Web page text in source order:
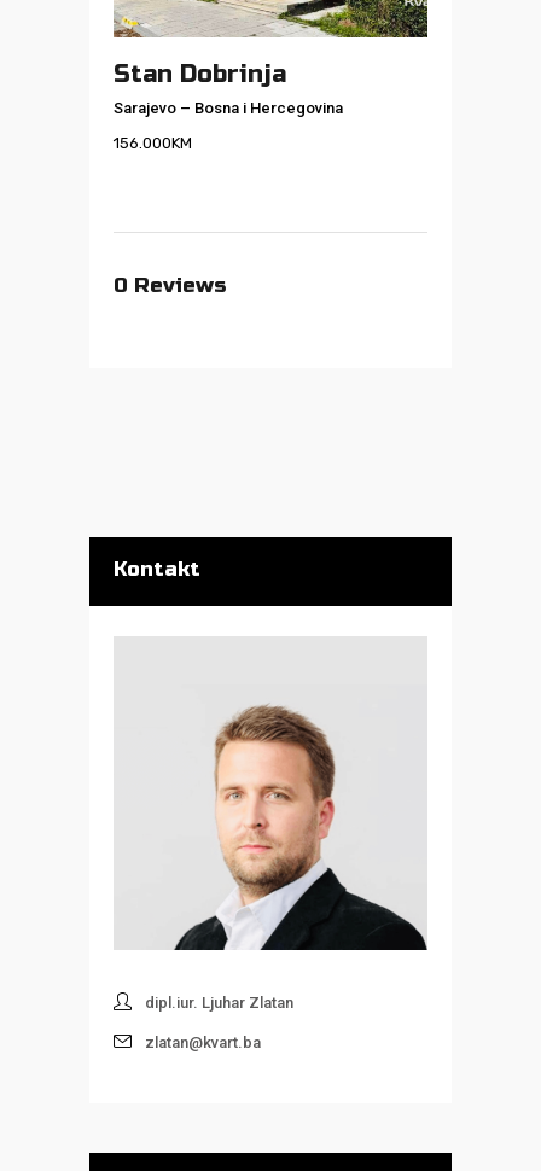
Stan Dobrinja
Sarajevo – Bosna i Hercegovina
156.000KM
0 Reviews
Kontakt
dipl.iur. Ljuhar Zlatan
zlatan@kvart.ba